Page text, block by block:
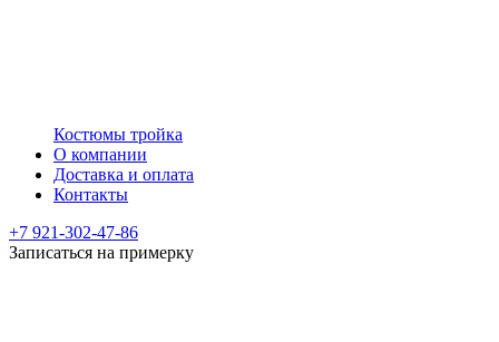
Костюмы тройка
О компании
Доставка и оплата
Контакты
+7 921-302-47-86
Записаться на примерку